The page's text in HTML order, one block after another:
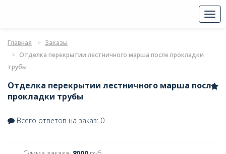
Главная
Заказы
Отделка перекрытии лестничного марша после прокладки
трубы
Отделка перекрытии лестничного марша после
прокладки трубы
Всего ответов на заказ: 0